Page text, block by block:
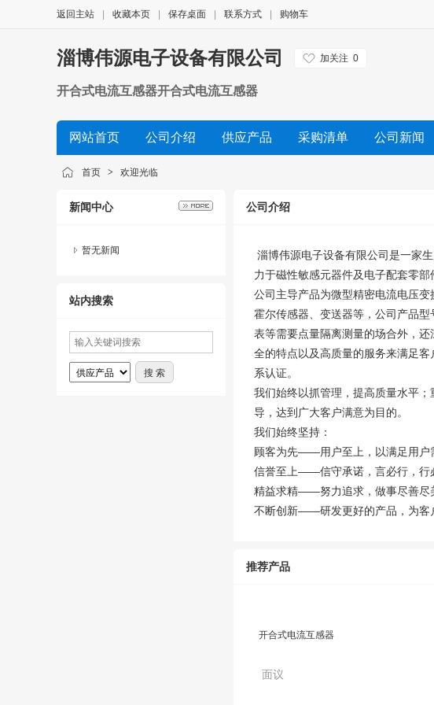
返回主站 收藏本页 保存桌面 联系方式 购物车
淄博伟源电子设备有限公司 加关注 0
开合式电流互感器开合式电流互感器
网站首页 公司介绍 供应产品 采购清单 公司新闻
首页 > 欢迎光临
新闻中心
暂无新闻
站内搜索
公司介绍
淄博伟源电子设备有限公司是一家
力于磁性敏感元器件及电子配套零部
公司主导产品为微型精密电流电压
霍尔传感器、变送器等，公司产品
表等需要点量隔离测量的场合外，
全的特点以及高质量的服务来满足
系认证。
我们始终以抓管理，提高质量水平
导，达到广大客户满意为目的。
我们始终坚持：
顾客为先——用户至上，以满足用户
信誉至上——信守承诺，言必行，行
精益求精——努力追求，做事尽善尽
不断创新——研发更好的产品，为客
推荐产品